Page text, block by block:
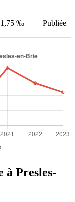
1,75 ‰ Publiée
à Presles-